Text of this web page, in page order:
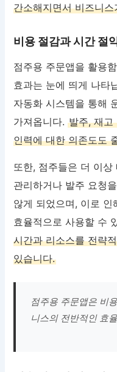
간소해지면서 비즈니
비용 절감과 시간 절
점주용 주문앱을 활용
효과는 눈에 띄게 나타
자동화 시스템을 통해
가져옵니다.발주, 재고
인력에 대한 의존도도
또한, 점주들은 더 이
관리하거나 발주 요청
않게 되었으며, 이로
효율적으로 사용할 수
시간과 리소스를 전략
있습니다.
점주용 주문앱은 비
니스의 전반적인 효